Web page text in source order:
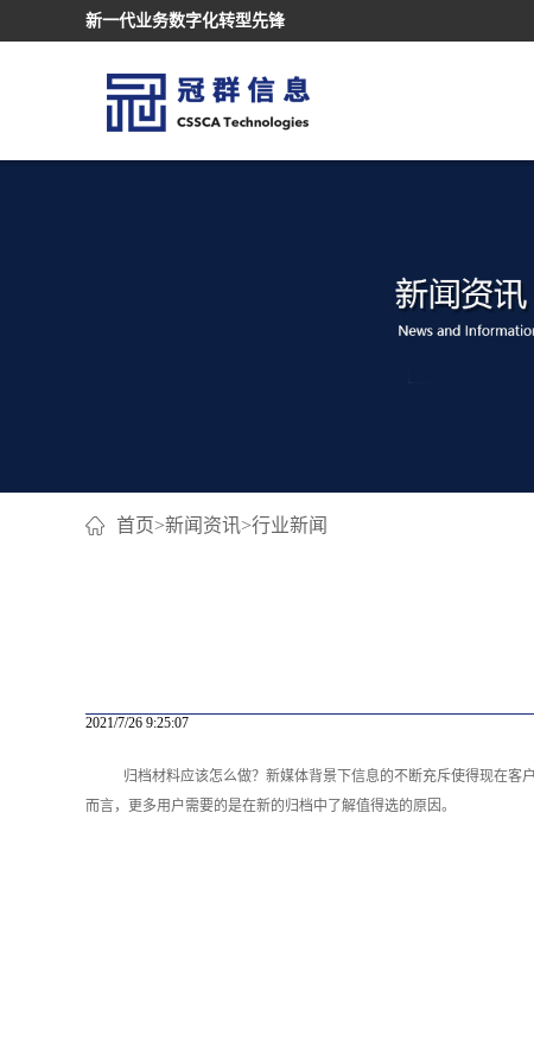
新一代业务数字化转型先锋
首页>新闻资讯>行业新闻
2021/7/26 9:25:07
归档材料应该怎么做？新媒体背景下信息的不断充斥使得现在客
而言，更多用户需要的是在新的归档中了解值得选的原因。